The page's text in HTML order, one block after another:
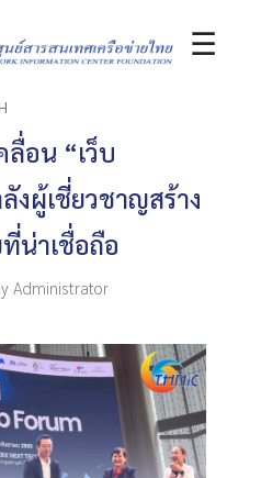
☰
อน “เว็บ
งผู้เชี่ยวชาญสร้าง
น่าเชื่อถือ
Administrator